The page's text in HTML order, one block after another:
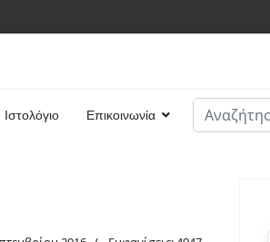
Ιστολόγιο Επικοινωνία
Αναζήτηση